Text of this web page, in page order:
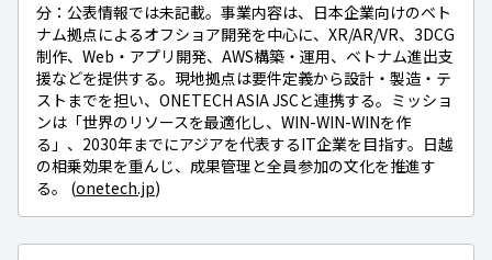
分：公表情報では未記載。事業内容は、日本企業向けのベト
ナム拠点によるオフショア開発を中心に、XR/AR/VR、3DCG
制作、Web・アプリ開発、AWS構築・運用、ベトナム進出支
援などを提供する。現地拠点は要件定義から設計・製造・テ
ストまでを担い、ONETECH ASIA JSCと連携する。ミッショ
ンは「世界のリソースを最適化し、WIN-WIN-WINを作
る」、2030年までにアジアを代表するIT企業を目指す。日越
の相乗効果を重んじ、成果管理と全員参加の文化を推進す
る。 (onetech.jp)